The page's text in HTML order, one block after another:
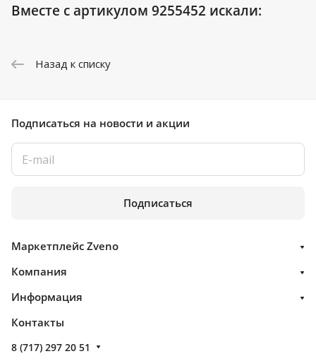
Вместе с артикулом 9255452 искали:
Назад к списку
Подписаться на новости и акции
Подписаться
Маркетплейс Zveno
Компания
Информация
Контакты
8 (717) 297 20 51